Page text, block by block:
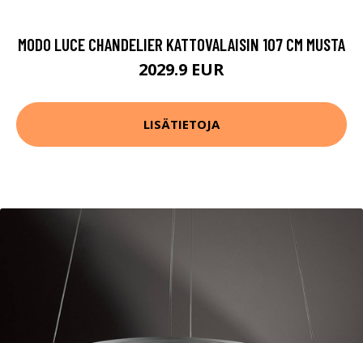
MODO LUCE CHANDELIER KATTOVALAISIN 107 CM MUSTA
2029.9 EUR
LISÄTIETOJA